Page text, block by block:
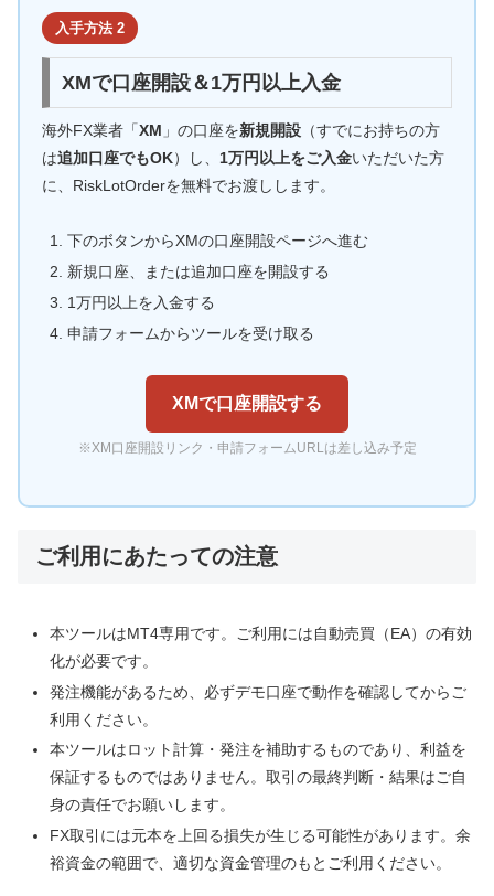
入手方法 2
XMで口座開設＆1万円以上入金
海外FX業者「XM 」の口座を新規開設 （すでにお持ちの方
は追加口座でもOK）し、 1万円以上をご入金いただいた方
に、RiskLotOrderを無料でお渡しします。
下のボタンからXMの口座開設ページへ進む
新規口座、または追加口座を開設する
1万円以上を入金する
申請フォームからツールを受け取る
XMで口座開設する
※XM口座開設リンク・申請フォームURLは差し込み予定
ご利用にあたっての注意
本ツールはMT4専用です。ご利用には自動売買（EA）の有効
化が必要です。
発注機能があるため、必ずデモ口座で動作を確認してからご
利用ください。
本ツールはロット計算・発注を補助するものであり、利益を
保証するものではありません。取引の最終判断・結果はご自
身の責任でお願いします。
FX取引には元本を上回る損失が生じる可能性があります。余
裕資金の範囲で、適切な資金管理のもとご利用ください。